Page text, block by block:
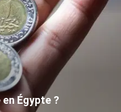
Égypte ?